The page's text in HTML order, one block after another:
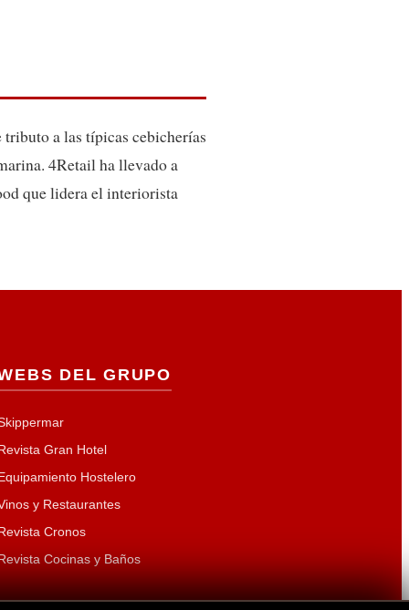
a las típicas cebicherías
4Retail ha llevado a
que lidera el interiorista
DEL GRUPO
Gran Hotel
Hostelero
y Restaurantes
Cronos
Cocinas y Baños